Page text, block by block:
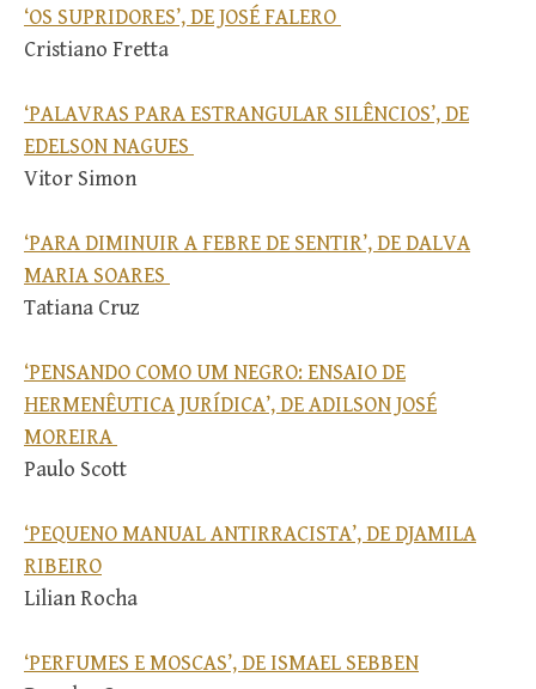
‘OS SUPRIDORES’, DE JOSÉ FALERO
Cristiano Fretta
‘PALAVRAS PARA ESTRANGULAR SILÊNCIOS’, DE
EDELSON NAGUES
Vitor Simon
‘PARA DIMINUIR A FEBRE DE SENTIR’, DE DALVA
MARIA SOARES
Tatiana Cruz
‘PENSANDO COMO UM NEGRO: ENSAIO DE
HERMENÊUTICA JURÍDICA’, DE ADILSON JOSÉ
MOREIRA
Paulo Scott
‘PEQUENO MANUAL ANTIRRACISTA’, DE DJAMILA
RIBEIRO
Lilian Rocha
‘PERFUMES E MOSCAS’, DE ISMAEL SEBBEN